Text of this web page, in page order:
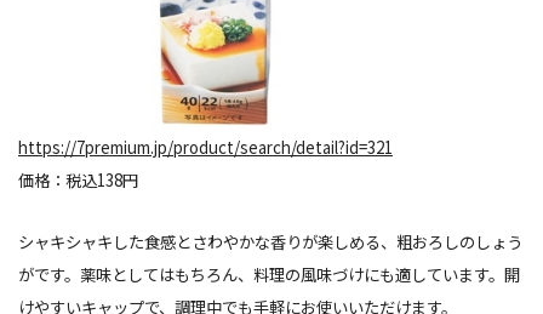
https://7premium.jp/product/search/detail?id=321
価格：税込138円
シャキシャキした食感とさわやかな香りが楽しめる、粗おろしのしょう
がです。薬味としてはもちろん、料理の風味づけにも適しています。 開
けやすいキャップで、調理中でも手軽にお使いいただけます。